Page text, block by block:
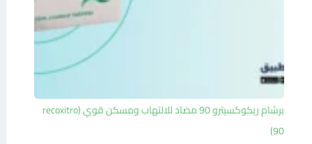
برشام ريكوكسيترو 90 مضاد للالتهاب ومسكن قوي (recoxitro
90)